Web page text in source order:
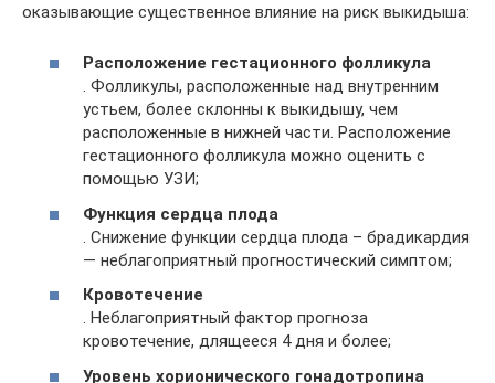
оказывающие существенное влияние на риск выкидыша:
Расположение гестационного фолликула
. Фолликулы, расположенные над внутренним
устьем, более склонны к выкидышу, чем
расположенные в нижней части. Расположение
гестационного фолликула можно оценить с
помощью УЗИ;
Функция сердца плода
. Снижение функции сердца плода – брадикардия
— неблагоприятный прогностический симптом;
Кровотечение
. Неблагоприятный фактор прогноза
кровотечение, длящееся 4 дня и более;
Уровень хорионического гонадотропина